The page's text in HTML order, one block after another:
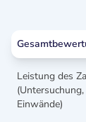
Leistung des
Einwände)